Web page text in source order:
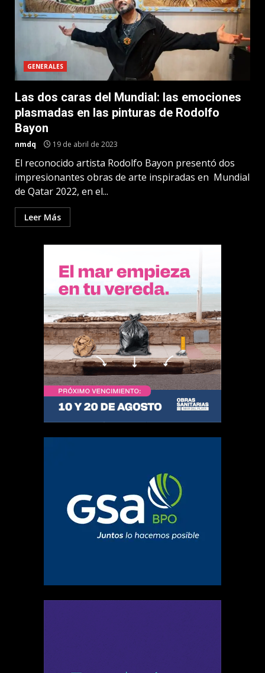
GENERALES
Las dos caras del Mundial: las emociones
plasmadas en las pinturas de Rodolfo
Bayon
nmdq 19 de abril de 2023
El reconocido artista Rodolfo Bayon presentó dos
impresionantes obras de arte inspiradas en Mundial
de Qatar 2022, en el...
Leer Más